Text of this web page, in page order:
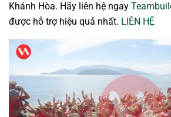
Khánh Hòa. Hãy liên hệ ngay
được hỗ trợ hiệu quả nhất. LIÊN HỆ